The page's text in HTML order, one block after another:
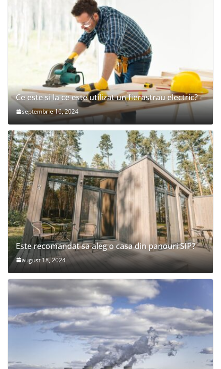
Ce este si la ce este utilizat un fierastrau electric?
septembrie 16, 2024
Este recomandat sa aleg o casa din panouri SIP?
august 18, 2024